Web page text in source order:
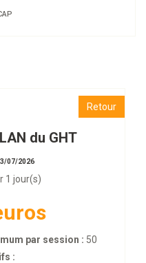
Retour
du GHT
07/2026
1 jour(s)
par session : 50
: